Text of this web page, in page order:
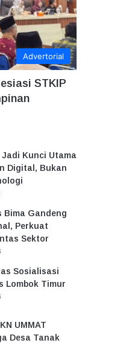
Advertorial
STKIP
Kunci Utama
Digital, Bukan
Bima Gandeng
Perkuat
Sektor
Sosialisasi
Lombok Timur
UMMAT
Desa Tanak